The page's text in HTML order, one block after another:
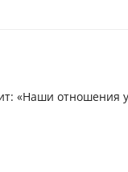
«Наши отношения